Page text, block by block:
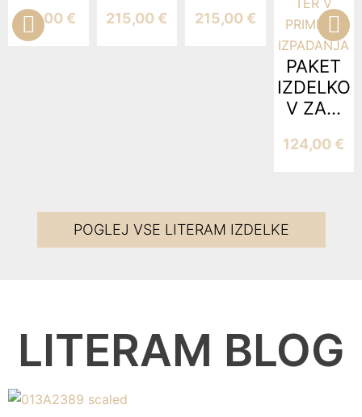
34,00 € 215,00 € 215,00 €
PAKET
IZDELKO
V ZA...
124,00 €
POGLEJ VSE LITERAM IZDELKE
LITERAM BLOG